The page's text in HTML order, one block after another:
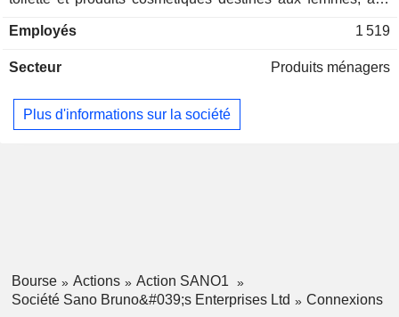
des lingettes pour bébés, des éponges, des lotions, des
complémentaires. Elle fournit également des produits
métalliques. Les produits d'entretien comprennent des
éponges, des brosses, des détergents et d'autres articles
Employés 1 519
Secteur Produits ménagers
Plus d'informations sur la société
Bourse Actions
Action SANO1
Société Sano Bruno&#039;s Enterprises Ltd
Connexions